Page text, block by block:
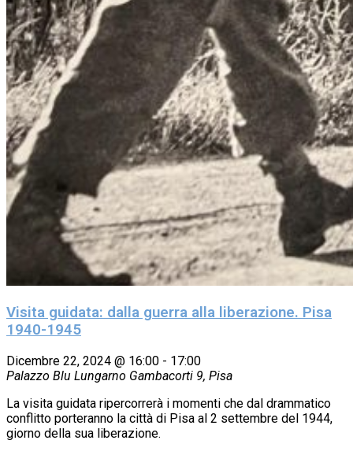
Visita guidata: dalla guerra alla liberazione. Pisa
1940-1945
Dicembre 22, 2024 @ 16:00 - 17:00
Palazzo Blu Lungarno Gambacorti 9, Pisa
La visita guidata ripercorrerà i momenti che dal drammatico
conflitto porteranno la città di Pisa al 2 settembre del 1944,
giorno della sua liberazione.